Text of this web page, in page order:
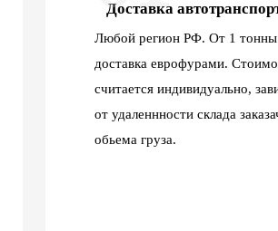
Доставка
Любой регион РФ. От 1 тонны
доставка еврофурами.
считается индивидуально,
от удаленнности склада
обьема груза.